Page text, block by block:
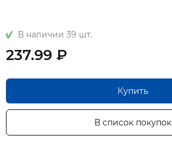
В наличии 39 шт.
237.99 ₽
Купить
В список покупок